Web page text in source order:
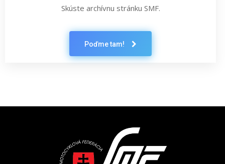
Skúste archívnu stránku SMF.
Poďme tam!